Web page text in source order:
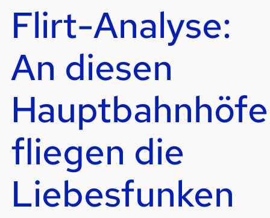
Flirt-Analyse:
An diesen
fliegen die
Liebesfunken